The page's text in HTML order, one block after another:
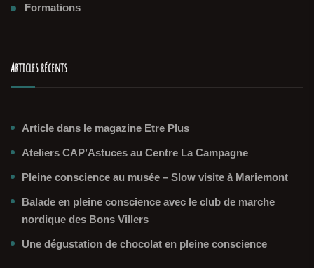
Formations
Articles récents
Article dans le magazine Etre Plus
Ateliers CAP’Astuces au Centre La Campagne
Pleine conscience au musée – Slow visite à Mariemont
Balade en pleine conscience avec le club de marche
nordique des Bons Villers
Une dégustation de chocolat en pleine conscience